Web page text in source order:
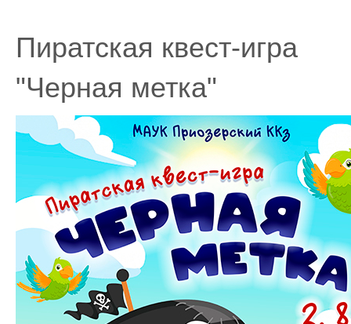
Пиратская квест-игра
"Черная метка"